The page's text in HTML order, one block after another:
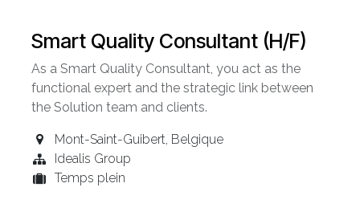
Smart Quality Consultant (H/F)
As a Smart Quality Consultant, you act as the
functional expert and the strategic link between
the Solution team and clients.
Mont-Saint-Guibert, Belgique
Idealis Group
Temps plein